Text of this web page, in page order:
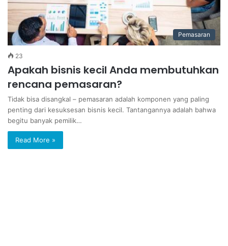
Pemasaran
23
Apakah bisnis kecil Anda membutuhkan
rencana pemasaran?
Tidak bisa disangkal – pemasaran adalah komponen yang paling
penting dari kesuksesan bisnis kecil. Tantangannya adalah bahwa
begitu banyak pemilik…
Read More »